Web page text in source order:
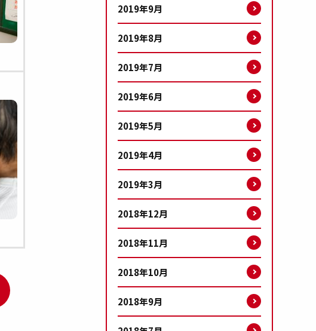
2019年9月
2019年8月
2019年7月
2019年6月
2019年5月
2019年4月
2019年3月
2018年12月
2018年11月
2018年10月
2018年9月